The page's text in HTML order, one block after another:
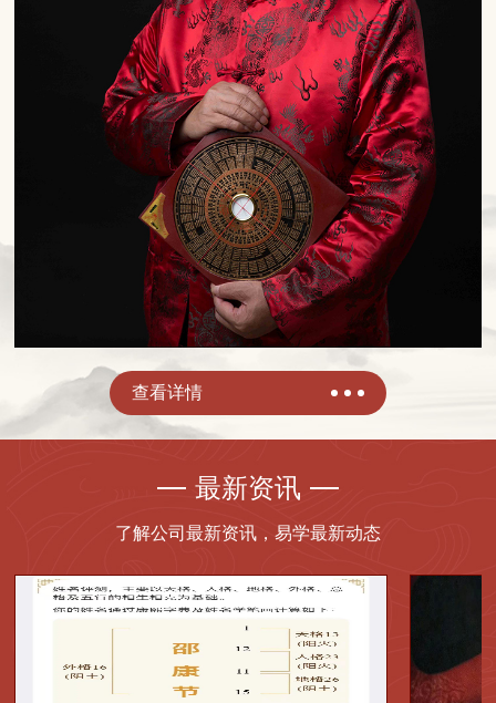
查看详情
最新资讯
了解公司最新资讯，易学最新动态